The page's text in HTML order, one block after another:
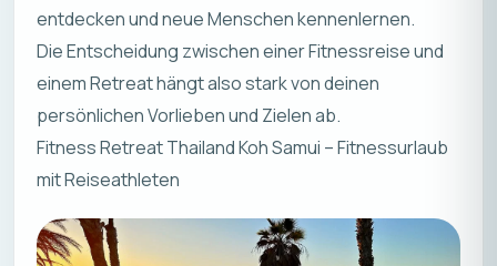
entdecken und neue Menschen kennenlernen.
Die Entscheidung zwischen einer Fitnessreise und
einem Retreat hängt also stark von deinen
persönlichen Vorlieben und Zielen ab.
Fitness Retreat Thailand Koh Samui – Fitnessurlaub
mit Reiseathleten